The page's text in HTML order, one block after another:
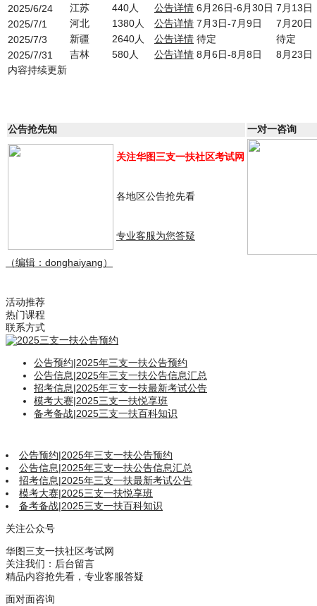
2025/6/24
江苏 440人 公告详情 6月26日-6月30日 7月13日
2025/7/1
河北 1380人 公告详情 7月3日-7月9日 7月20日
2025/7/3
新疆 2640人 公告详情 待定 待定
2025/7/31
吉林 580人 公告详情 8月6日-8月8日 8月23日
内容持续更新
公告抢先知 一对一咨询
关注华图三支一扶社区考试网
各地区公告抢先看
专业客服为您答疑
（编辑：donghaiyang）
活动推荐
热门课程
联系方式
公告预约|2025年三支一扶公告预约
公告信息|2025年三支一扶公告信息汇总
招考信息|2025年三支一扶最新考试公告
模考大赛|2025三支一扶悦享班
备考备战|2025三支一扶百科知识
公告预约|2025年三支一扶公告预约
公告信息|2025年三支一扶公告信息汇总
招考信息|2025年三支一扶最新考试公告
模考大赛|2025三支一扶悦享班
备考备战|2025三支一扶百科知识
关注公众号
华图三支一扶社区考试网
关注我们：后台留言
精品内容抢先看，专业客服答疑
面对面咨询